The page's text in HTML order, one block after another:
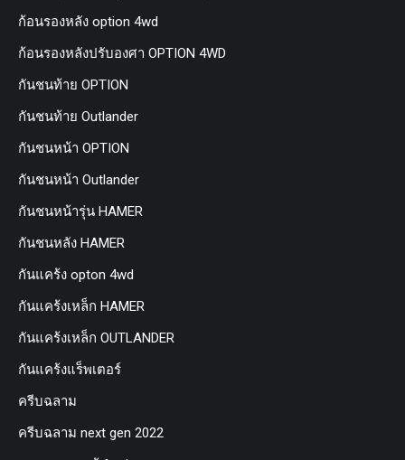
ก้อนรองหลัง option 4wd
ก้อนรองหลังปรับองศา OPTION 4WD
กันชนท้าย OPTION
กันชนท้าย Outlander
กันชนหน้า OPTION
กันชนหน้า Outlander
กันชนหน้ารุ่น HAMER
กันชนหลัง HAMER
กันแคร้ง opton 4wd
กันแคร้งเหล็ก HAMER
กันแคร้งเหล็ก OUTLANDER
กันแคร้งแร็พเตอร์
ครีบฉลาม
ครีบฉลาม next gen 2022